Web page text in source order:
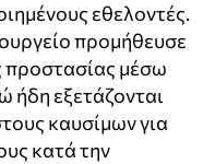
εθελοντές.
προμήθευσε
προστασίας μέσω
ήδη εξετάζονται
καυσίμων για
κατά την